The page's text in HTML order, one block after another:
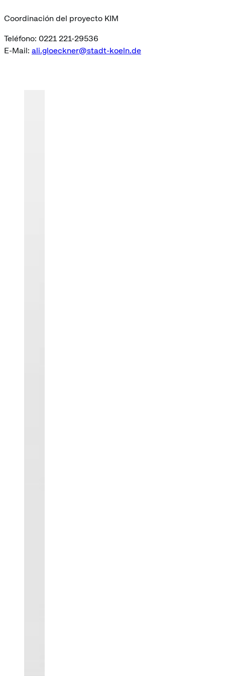
Coordinación del proyecto KIM
Teléfono: 0221 221-29536
E-Mail: ali.gloeckner@stadt-koeln.de